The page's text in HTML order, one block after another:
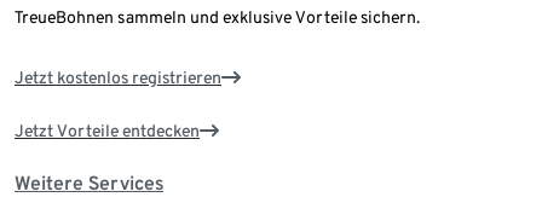
TreueBohnen sammeln und exklusive Vorteile sichern.
Jetzt kostenlos registrieren
Jetzt Vorteile entdecken
Weitere Services